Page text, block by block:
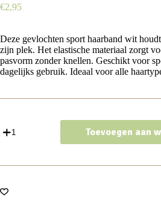
€2,95
Deze gevlochten sport haarband wit
zijn plek. Het elastische materiaal zorgt
pasvorm zonder knellen. Geschikt voor
dagelijks gebruik. Ideaal voor alle
Sport
Glitter
Gevlochten
Elastiek
Toevoegen aan